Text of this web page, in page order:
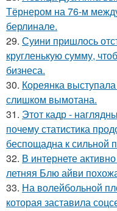
Тёрнером на 76-м
берлинале.
29. Суини пришлось
кругленькую сумму,
бизнеса.
30. Кореянка
слишком вымотана.
31. Этот кадр -
почему статистика
беспощадна к сильной
32. В интернете
летняя Блю айви
33. На волейбольной
которая заставила